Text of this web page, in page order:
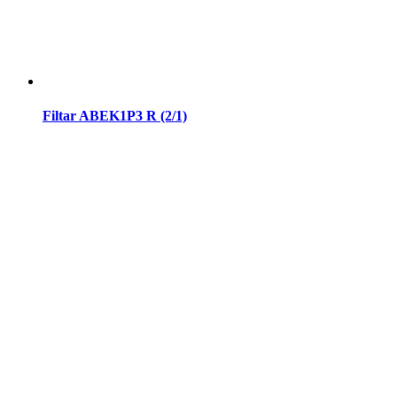
Filtar ABEK1P3 R (2/1)